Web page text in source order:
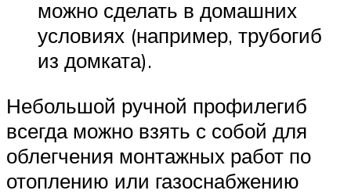
можно сделать в домашних
условиях (например, трубогиб
из домката).
Небольшой ручной профилегиб
всегда можно взять с собой для
облегчения монтажных работ по
отоплению или газоснабжению